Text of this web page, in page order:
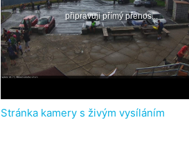
Stránka kamery s živým vysíláním